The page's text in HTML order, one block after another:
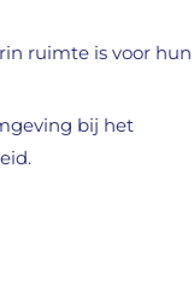
ruimte is voor hun
bij het